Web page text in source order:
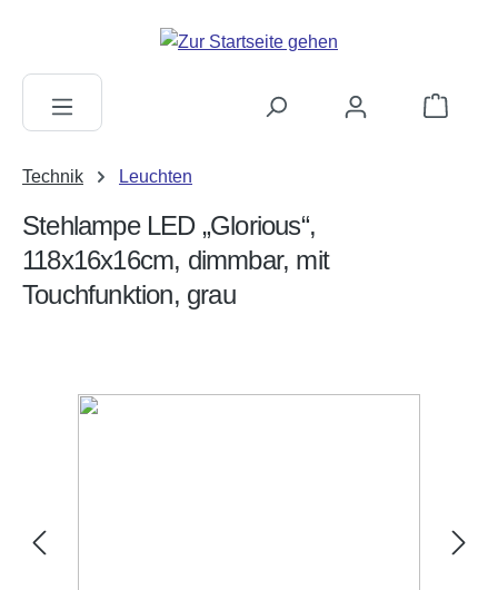
Technik Leuchten
Stehlampe LED „Glorious“,
118x16x16cm, dimmbar, mit
Touchfunktion, grau
Bildergalerie überspringen